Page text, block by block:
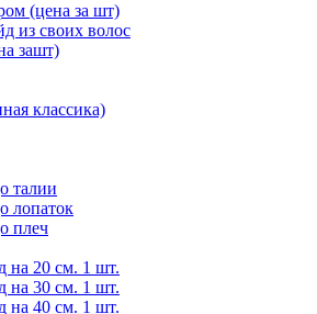
(цена за шт)
из своих волос
зашт)
классика)
талии
лопаток
плеч
на 20 см. 1 шт.
на 30 см. 1 шт.
на 40 см. 1 шт.